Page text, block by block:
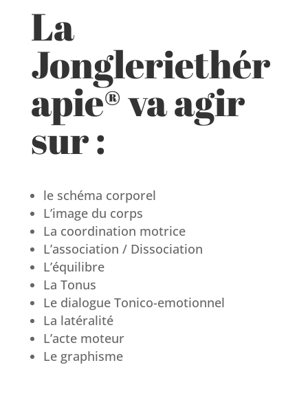
La
Jongleriethér
apie® va agir
sur :
le schéma corporel
L’image du corps
La coordination motrice
L’association / Dissociation
L’équilibre
La Tonus
Le dialogue Tonico-emotionnel
La latéralité
L’acte moteur
Le graphisme